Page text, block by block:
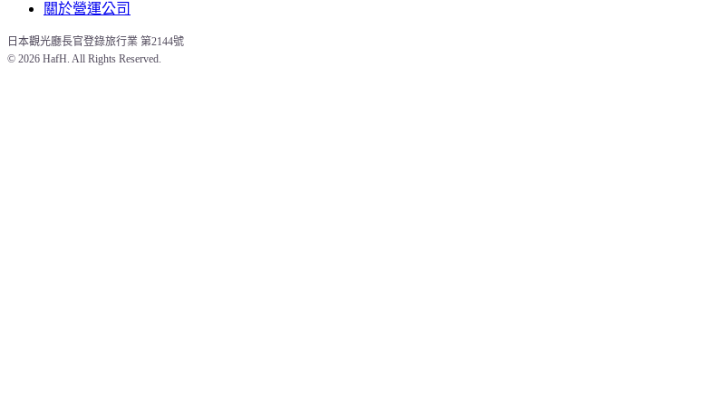
關於營運公司
日本觀光廳長官登錄旅行業 第2144號
© 2026 HafH. All Rights Reserved.